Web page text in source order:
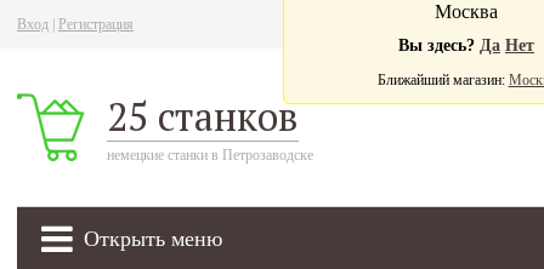
Вход Регистрация
25 станков
немецкие станки в Петрозаводске
Открыть меню
Москва
Вы здесь? Да Нет
Ближайший магазин: